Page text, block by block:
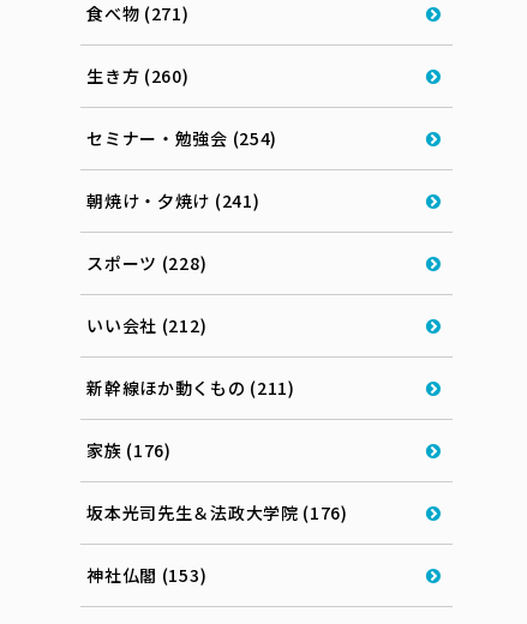
食べ物 (271)
生き方 (260)
セミナー・勉強会 (254)
朝焼け・夕焼け (241)
スポーツ (228)
いい会社 (212)
新幹線ほか動くもの (211)
家族 (176)
坂本光司先生＆法政大学院 (176)
神社仏閣 (153)